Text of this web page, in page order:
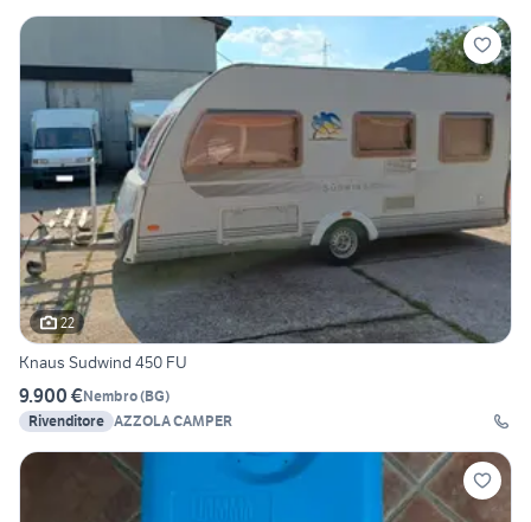
22
Knaus Sudwind 450 FU
9.900 €Nembro(BG)
Rivenditore AZZOLA CAMPER